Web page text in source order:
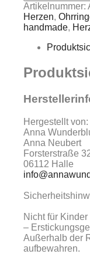
Artikelnummer:
Herzen,
handmade,
Hergestellt von:
Anna
Anna Neubert
Forsterstraße
06112 Halle
Nicht für
–
Außerhalb der
aufbewahren.